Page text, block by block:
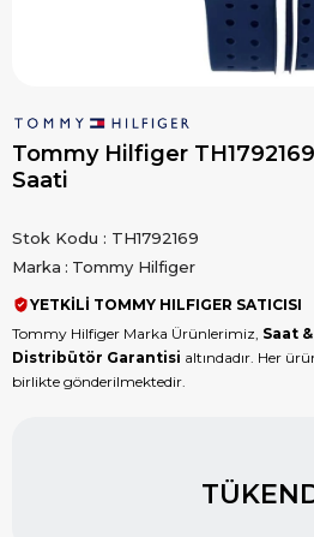
Tommy Hilfiger
Saati
Stok Kodu
TH1792169
Marka : Tommy Hilfiger
YETKİLİ TOMMY HILFIGER SATICISI
Tommy Hilfiger Marka Ürünlerimiz, Saat
Distribütör Garantisi altındadır. Her
birlikte gönderilmektedir.